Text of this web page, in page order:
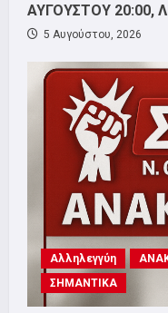
ΑΥΓΟΥΣΤΟΥ 20:00,
5 Αυγούστου, 2026
Αλληλεγγύη
ΣΗΜΑΝΤΙΚΑ